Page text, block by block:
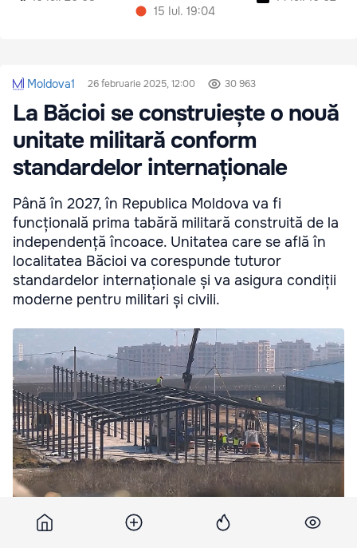
15 Iul. 19:04
Moldova1 26 februarie 2025, 12:00 30 963
La Băcioi se construiește o nouă
unitate militară conform
standardelor internaționale
Până în 2027, în Republica Moldova va fi
funcțională prima tabără militară construită de la
independență încoace. Unitatea care se află în
localitatea Băcioi va corespunde tuturor
standardelor internaționale și va asigura condiții
moderne pentru militari și civili.
La Băcioi se construiește o nouă unitate militară conform
standardelor internaționale.